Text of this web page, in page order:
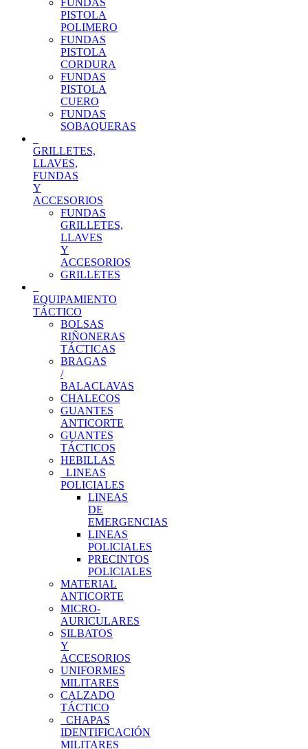
FUNDAS
PISTOLA
POLIMERO
FUNDAS
PISTOLA
CORDURA
FUNDAS
PISTOLA
CUERO
FUNDAS
SOBAQUERAS
GRILLETES,
LLAVES,
FUNDAS
Y
ACCESORIOS
FUNDAS
GRILLETES,
LLAVES
Y
ACCESORIOS
GRILLETES
EQUIPAMIENTO
TÁCTICO
BOLSAS
RIÑONERAS
TÁCTICAS
BRAGAS
/
BALACLAVAS
CHALECOS
GUANTES
ANTICORTE
GUANTES
TÁCTICOS
HEBILLAS
LINEAS
POLICIALES
LINEAS
DE
EMERGENCIAS
LINEAS
POLICIALES
PRECINTOS
POLICIALES
MATERIAL
ANTICORTE
MICRO-
AURICULARES
SILBATOS
Y
ACCESORIOS
UNIFORMES
MILITARES
CALZADO
TÁCTICO
CHAPAS
IDENTIFICACIÓN
MILITARES